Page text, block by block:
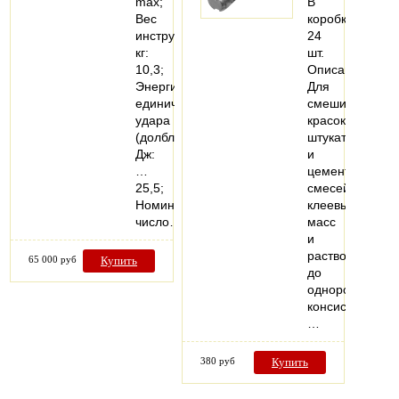
Вес
инструмента,
кг:
10,3;
Энергия
единичного
удара
(долбление),
Дж:
25,5;
Номинальное
число…
65 000 руб Купить
коробке:
24
шт.
Описание:
Для
смешивания
красок,
штукатурных
и
цементных
смесей,
клеевых
масс
и
растворов
до
однородной
консистенции.
380 руб Купить